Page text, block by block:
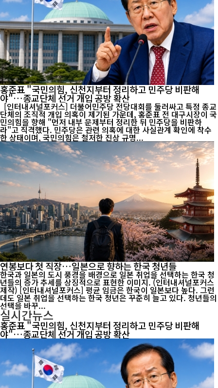
홍준표 "국민의힘, 신천지부터 정리하고 민주당 비판해
야"…종교단체 선거 개입 공방 확산
[인터내셔널포커스] 더불어민주당 전당대회를 둘러싸고 특정 종교
단체의 조직적 개입 의혹이 제기된 가운데, 홍준표 전 대구시장이 국
민의힘을 향해 "먼저 내부 문제부터 정리한 뒤 민주당을 비판하
라"고 직격했다. 민주당은 관련 의혹에 대한 사실관계 확인에 착수
한 상태이며, 국민의힘은 철저한 진상 규명...
연봉보다 첫 직장…일본으로 향하는 한국 청년들
한국과 일본의 도시 풍경을 배경으로 일본 취업을 선택하는 한국 청
년들의 증가 추세를 상징적으로 표현한 이미지. (인터내셔널포커스
제작) [인터내셔널포커스] 평균 임금은 한국이 일본보다 높다. 그런
데도 일본 취업을 선택하는 한국 청년은 꾸준히 늘고 있다. 청년들의
선택을 바꾸...
실시간뉴스
홍준표 "국민의힘, 신천지부터 정리하고 민주당 비판해
야"…종교단체 선거 개입 공방 확산